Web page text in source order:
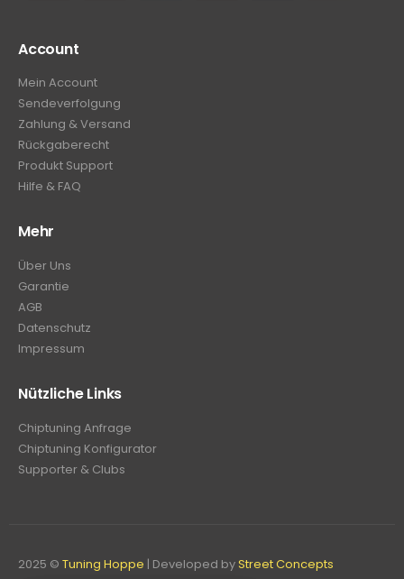
Account
Mein Account
Sendeverfolgung
Zahlung & Versand
Rückgaberecht
Produkt Support
Hilfe & FAQ
Mehr
Über Uns
Garantie
AGB
Datenschutz
Impressum
Nützliche Links
Chiptuning Anfrage
Chiptuning Konfigurator
Supporter & Clubs
2025 © Tuning Hoppe | Developed byStreet Concepts